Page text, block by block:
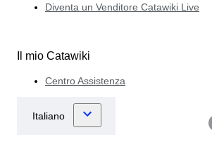
Diventa un Venditore Catawiki Live
Il mio Catawiki
Centro Assistenza